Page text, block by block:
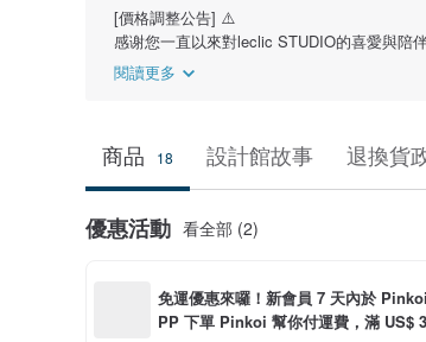
[價格調整公告] ⚠️
感谢您一直以來對leclic STUDIO的喜愛與陪伴
閱讀更多
商品 18 設計館故事 退換貨
優惠活動 看全部 (2)
免運優惠來囉！新會員 7 天內於
PP 下單 Pinkoi 幫你付運費，滿 US$